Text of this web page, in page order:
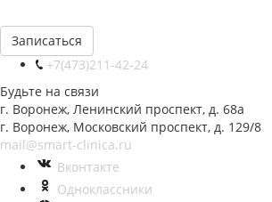
Записаться
+7(473)211-42-24
Будьте на связи
г. Воронеж, Ленинский проспект, д. 68а
г. Воронеж, Московский проспект, д. 129/8
mail@smart-clinica.ru
Вконтакте
Одноклассники